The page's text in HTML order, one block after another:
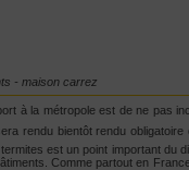
- maison carrez
à la métropole est de ne pas
rendu bientôt rendu
est un point important du
Comme partout en